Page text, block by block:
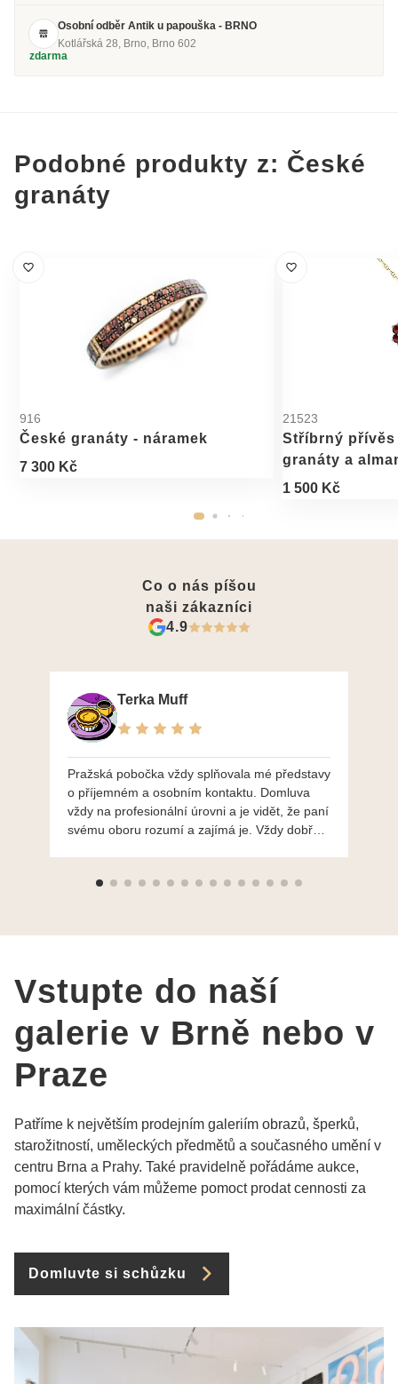
Osobní odběr Antik u papouška - BRNO
Kotlářská 28, Brno, Brno 602
zdarma
Podobné produkty z: České
granáty
916
České granáty - náramek
7 300 Kč
21523
Stříbrný přívěs
granáty a
1 500 Kč
Co o nás píšou
naši zákazníci
4.9
Terka Muff
Pražská pobočka vždy splňovala mé představy
o příjemném a osobním kontaktu. Domluva
vždy na profesionální úrovni a je vidět, že paní
svému oboru rozumí a zajímá je. Vždy dobře a
výběru, jak už bylo napsáno - na požádání
Vstupte do naší
galerie v Brně nebo v
Praze
Patříme k největším prodejním galeriím obrazů, šperků,
starožitností, uměleckých předmětů a současného umění v
centru Brna a Prahy. Také pravidelně pořádáme aukce,
pomocí kterých vám můžeme pomoct prodat cennosti za
maximální částky.
Domluvte si schůzku